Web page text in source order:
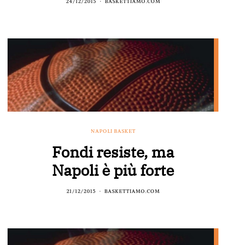
24/12/2015 BASKETTIAMO.COM
NAPOLI BASKET
Fondi resiste, ma
Napoli è più forte
21/12/2015 BASKETTIAMO.COM